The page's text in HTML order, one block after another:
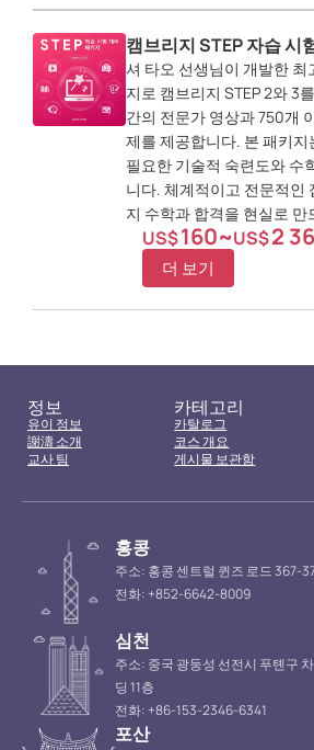
캠브리지 STEP 자습 시
셔 타오 선생님이 개발한 최
지로 캠브리지 STEP 2와 3
간의 전문가 영상과 750개
제를 제공합니다. 본 패키지
필요한 기술적 숙련도와 수
니다. 체계적이고 전문적인
지 수학과 합격을 현실로 만
US$160~US$2
더 보기
정보
유이 정보
謝濤 소개
교사 팀
카테고리
카탈로그
코스 개요
게시물 보관함
홍콩
주소: 홍콩 센트럴 퀸즈 로드 367-
전화: +852-6642-8009
심천
주소: 중국 광둥성 선전시 푸톈구
딩 11층
전화: +86-153-2346-6341
포산